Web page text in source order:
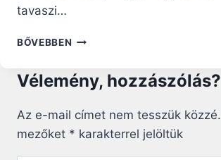
tavaszi…
BŐVEBBEN „ÉN
EGY
VAGYOK”
–
MIKE
SCHMITZ
Vélemény, hozzászólás?
Az e-mail címet nem tesszük közzé.
mezőket * karakterrel jelöltük